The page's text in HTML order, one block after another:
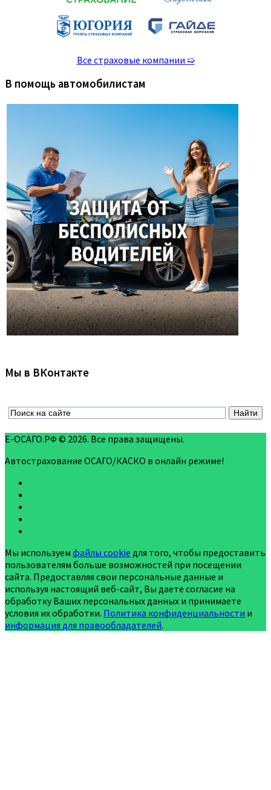
Все страховые компании ➯
В помощь автомобилистам
Мы в ВКонтакте
Е-ОСАГО.РФ © 2026. Все права защищены.
Автострахование ОСАГО/КАСКО в онлайн режиме!
Мы используем файлы cookie для того, чтобы предоставить
пользователям больше возможностей при посещении
сайта. Предоставляя свои персональные данные и
используя настоящий веб-сайт, Вы даете согласие на
обработку Ваших персональных данных и принимаете
условия их обработки. Политика конфиденциальности и
информация для правообладателей.